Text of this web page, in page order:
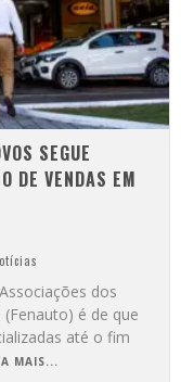
SEGUE
DE VENDAS EM
dos
é de que
até o fim
MAIS...